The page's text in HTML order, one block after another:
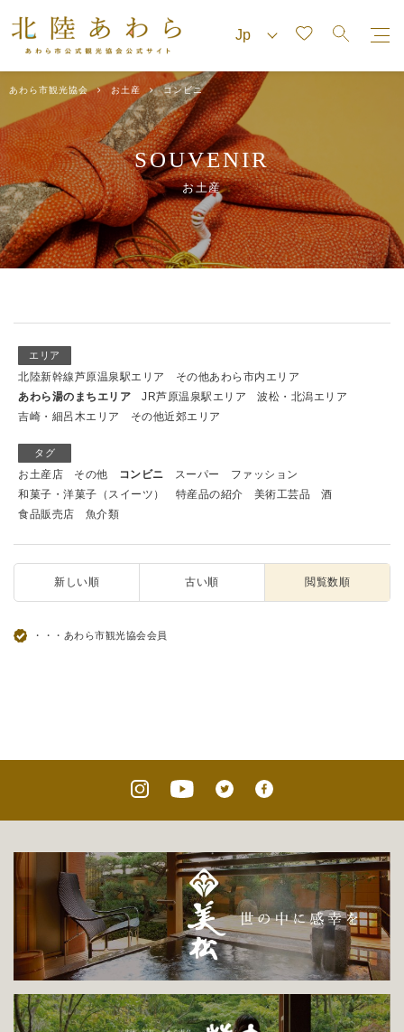
あわら市観光協会 お土産 コンビニ
SOUVENIR
お土産
エリア
北陸新幹線芦原温泉駅エリア
その他あわら市内エリア
あわら湯のまちエリア
JR芦原温泉駅エリア
波松・北潟エリア
吉崎・細呂木エリア
その他近郊エリア
タグ
お土産店 その他 コンビニ スーパー
ファッション
和菓子・洋菓子（スイーツ）
特産品の紹介 美術工芸品
酒
食品販売店
魚介類
新しい順 古い順 閲覧数順
・・・あわら市観光協会会員